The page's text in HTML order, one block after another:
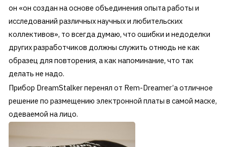
он «он создан на основе объединения опыта работы и
исследований различных научных и любительских
коллективов», то всегда думаю, что ошибки и недоделки
других разработчиков должны служить отнюдь не как
образец для повторения, а как напоминание, что так
делать не надо.
Прибор DreamStalker перенял от Rem-Dreamer’a отличное
решение по размещению электронной платы в самой маске,
одеваемой на лицо.